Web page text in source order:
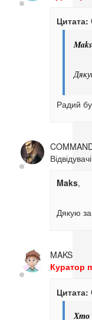
Цитата:
Maks
Радий
Відвідувачі
Maks,
Дякую
MAKS
Куратор
Цитата:
Хто